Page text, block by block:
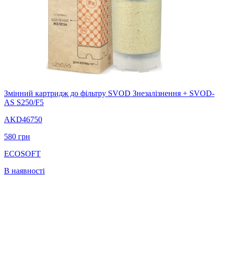
Змінний картридж до фільтру SVOD Знезалізнення + SVOD-
AS S250/F5
AKD46750
580 грн
ECOSOFT
В наявності